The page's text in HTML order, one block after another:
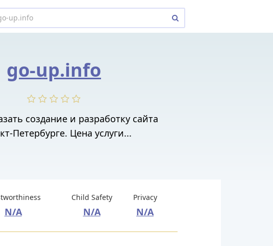
go-up.info
создание и разработку сайта
Петербурге. Цена услуги...
N/A
Child Safety
N/A
Privacy
N/A